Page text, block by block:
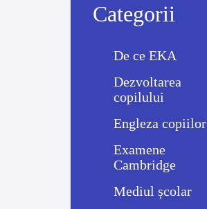
Categorii
De ce EKA
Dezvoltarea
copilului
Engleza copiilor
Examene
Cambridge
Mediul școlar